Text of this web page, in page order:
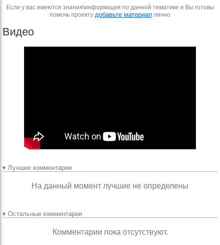
Если у вас имеются знания\информация по данной тематике и Вы готовы
помочь проекту добавьте материал лично
Видео
▾ Лучшие комментарии
На данный момент лучшие не определены
▾ Остальные комментарии
Комментарии пока отсутствуют.